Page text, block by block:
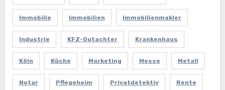
Immobilie Immobilien Immobilienmakler
Industrie KFZ-Gutachter Krankenhaus
Köln Küche Marketing Messe Metall
Notar Pflegeheim Privatdetektiv Rente